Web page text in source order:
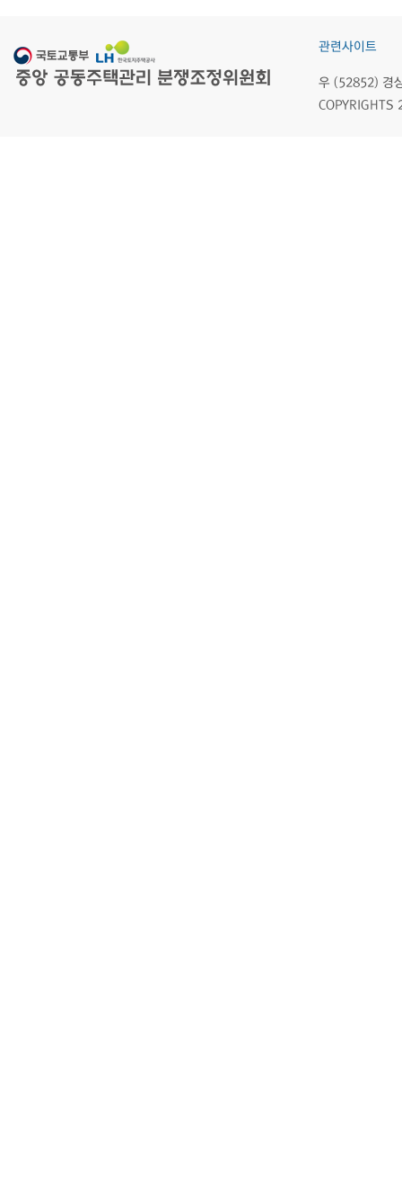
관련사이트
우 (52852) 경
COPYRIGHTS